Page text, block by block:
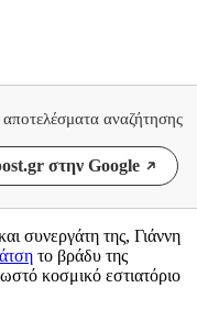
αναζήτησης
στην Google
συνεργάτη της, Γιάννη
το βράδυ της
κοσμικό εστιατόριο